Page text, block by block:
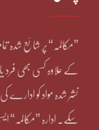
”مکالمہ“ پر شائع شدہ
کے علاوہ کسی بھی فرد
نشر شدہ مواد کو ادارے
سکے۔ ادارہ ”مکالمہ“